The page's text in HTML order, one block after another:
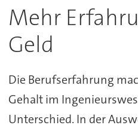
Mehr
Geld
Die Berufserfahrung
Gehalt im
Unterschied. In der